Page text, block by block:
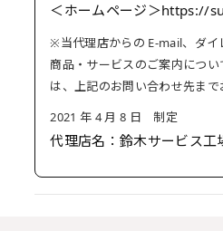
＜ホームページ＞https://
※当代理店からの E-mail、ダイ
商品・サービスのご案内につ
は、上記のお問い合わせ先まで
2021 年 4 月 8 日 制定
代理店名：鈴木サービス工